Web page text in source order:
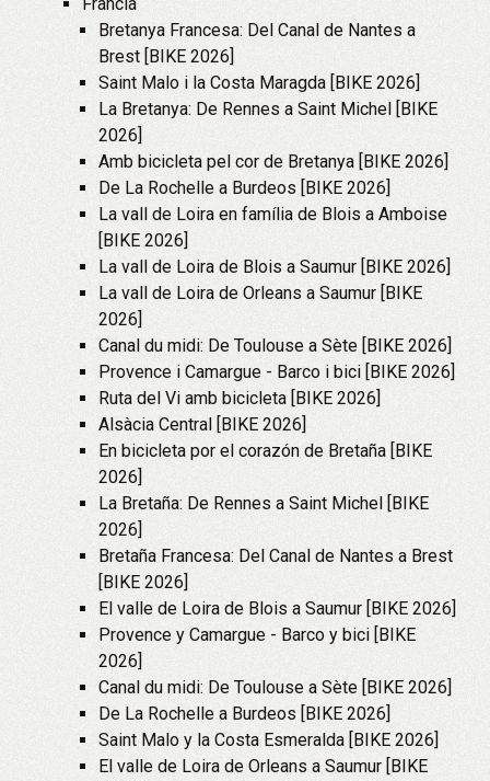
Bretanya Francesa: Del Canal de Nantes a
Brest [BIKE 2026]
Saint Malo i la Costa Maragda [BIKE 2026]
La Bretanya: De Rennes a Saint Michel [BIKE
2026]
Amb bicicleta pel cor de Bretanya [BIKE 2026]
De La Rochelle a Burdeos [BIKE 2026]
La vall de Loira en família de Blois a Amboise
[BIKE 2026]
La vall de Loira de Blois a Saumur [BIKE 2026]
La vall de Loira de Orleans a Saumur [BIKE
2026]
Canal du midi: De Toulouse a Sète [BIKE 2026]
Provence i Camargue - Barco i bici [BIKE 2026]
Ruta del Vi amb bicicleta [BIKE 2026]
Alsàcia Central [BIKE 2026]
En bicicleta por el corazón de Bretaña [BIKE
2026]
La Bretaña: De Rennes a Saint Michel [BIKE
2026]
Bretaña Francesa: Del Canal de Nantes a Brest
[BIKE 2026]
El valle de Loira de Blois a Saumur [BIKE 2026]
Provence y Camargue - Barco y bici [BIKE
2026]
Canal du midi: De Toulouse a Sète [BIKE 2026]
De La Rochelle a Burdeos [BIKE 2026]
Saint Malo y la Costa Esmeralda [BIKE 2026]
El valle de Loira de Orleans a Saumur [BIKE